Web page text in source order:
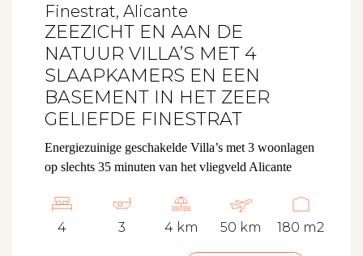
Over ons
Contact
Finestrat, Alicante
ZEEZICHT EN AAN DE
NATUUR VILLA’S MET 4
SLAAPKAMERS EN EEN
BASEMENT IN HET ZEER
GELIEFDE FINESTRAT
Energiezuinige geschakelde Villa’s met 3 woonlagen
op slechts 35 minuten van het vliegveld Alicante
4 3 4 km 50 km 180 m2